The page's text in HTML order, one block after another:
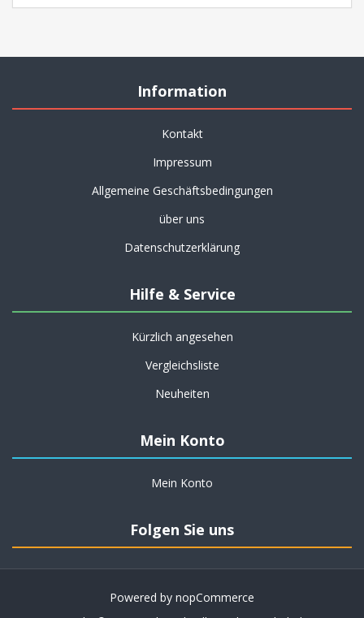
Information
Kontakt
Impressum
Allgemeine Geschäftsbedingungen
über uns
Datenschutzerklärung
Hilfe & Service
Kürzlich angesehen
Vergleichsliste
Neuheiten
Mein Konto
Mein Konto
Folgen Sie uns
Powered by nopCommerce